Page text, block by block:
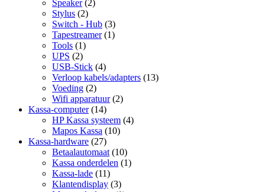
Speaker (2)
Stylus (2)
Switch - Hub (3)
Tapestreamer (1)
Tools (1)
UPS (2)
USB-Stick (4)
Verloop kabels/adapters (13)
Voeding (2)
Wifi apparatuur (2)
Kassa-computer (14)
HP Kassa systeem (4)
Mapos Kassa (10)
Kassa-hardware (27)
Betaalautomaat (10)
Kassa onderdelen (1)
Kassa-lade (11)
Klantendisplay (3)